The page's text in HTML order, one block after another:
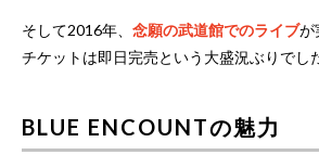
そして2016年、 念願の武道館でのライブが
チケットは即日完売という大盛況ぶりでし
BLUE ENCOUNTの魅力